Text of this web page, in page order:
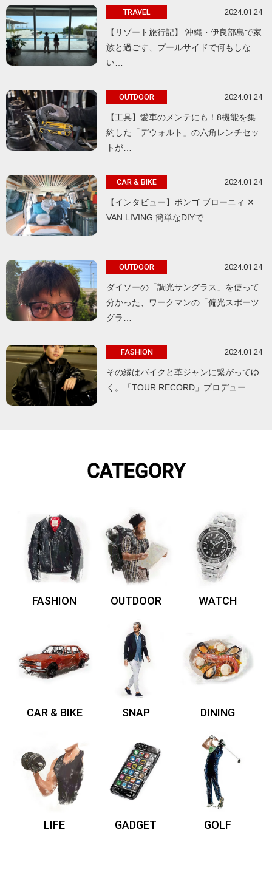
TRAVEL 2024.01.24
【リゾート旅行記】 沖縄・伊良部島で家
族と過ごす、プールサイドで何もしな
い…
OUTDOOR 2024.01.24
【工具】愛車のメンテにも！8機能を集
約した「デウォルト」の六角レンチセッ
トが…
CAR & BIKE 2024.01.24
【インタビュー】ボンゴ ブローニィ ✕
VAN LIVING 簡単なDIYで…
OUTDOOR 2024.01.24
ダイソーの「調光サングラス」を使って
分かった、ワークマンの「偏光スポーツ
グラ…
FASHION 2024.01.24
その縁はバイクと革ジャンに繋がってゆ
く。「TOUR RECORD」プロデュー…
CATEGORY
FASHION OUTDOOR WATCH
CAR & BIKE SNAP DINING
LIFE GADGET GOLF